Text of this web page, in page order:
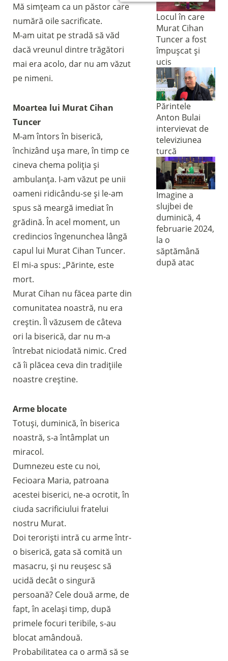
Mă simțeam ca un păstor care
numără oile sacrificate.
M-am uitat pe stradă să văd
dacă vreunul dintre trăgători
mai era acolo, dar nu am văzut
pe nimeni.
Moartea lui Murat Cihan
Tuncer
M-am întors în biserică,
închizând ușa mare, în timp ce
cineva chema poliția și
ambulanța. I-am văzut pe unii
oameni ridicându-se și le-am
spus să meargă imediat în
grădină. În acel moment, un
credincios îngenunchea lângă
capul lui Murat Cihan Tuncer.
El mi-a spus: „Părinte, este
mort.
Murat Cihan nu făcea parte din
comunitatea noastră, nu era
creștin. Îl văzusem de câteva
ori la biserică, dar nu m-a
întrebat niciodată nimic. Cred
că îi plăcea ceva din tradițiile
noastre creștine.
Arme blocate
Totuși, duminică, în biserica
noastră, s-a întâmplat un
miracol.
Dumnezeu este cu noi,
Fecioara Maria, patroana
acestei biserici, ne-a ocrotit, în
ciuda sacrificiului fratelui
nostru Murat.
Doi teroriști intră cu arme într-
o biserică, gata să comită un
masacru, și nu reușesc să
ucidă decât o singură
persoană? Cele două arme, de
fapt, în același timp, după
primele focuri teribile, s-au
blocat amândouă.
Probabilitatea ca o armă să se
Locul în care
Murat Cihan
Tuncer a fost
împușcat și
ucis
Părintele
Anton Bulai
intervievat de
televiziunea
turcă
Imagine a
slujbei de
duminică, 4
februarie 2024,
la o
săptămână
după atac
Sostieni la Comunità Magnificat